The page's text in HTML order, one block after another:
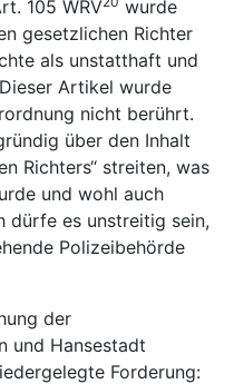
105 WRV
wurde
gesetzlichen Richter
als unstatthaft und
Artikel wurde
nicht berührt.
über den Inhalt
Richters“ streiten, was
und wohl auch
dürfe es unstreitig sein,
Polizeibehörde
der
und Hansestadt
Forderung: